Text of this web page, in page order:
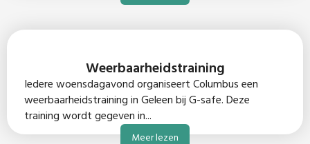
Weerbaarheidstraining
Iedere woensdagavond organiseert Columbus een
weerbaarheidstraining in Geleen bij G-safe. Deze
training wordt gegeven in...
Meer lezen